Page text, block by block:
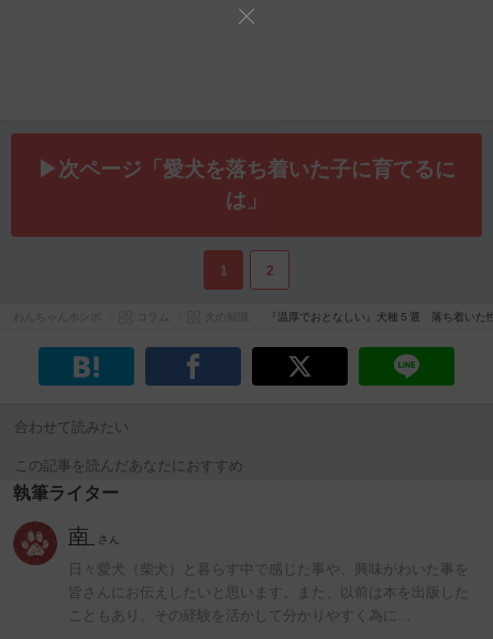
▶次ページ「️愛犬を落ち着いた子に育てるに
は」
1 2
『温厚でおとなしい』犬種５選 落ち着いた
合わせて読みたい
この記事を読んだあなたにおすすめ
執筆ライター
南 さん
日々愛犬（柴犬）と暮らす中で感じた事や、興味がわいた事を
皆さんにお伝えしたいと思います。また、以前は本を出版した
こともあり、その経験を活かして分かりやすく為に…